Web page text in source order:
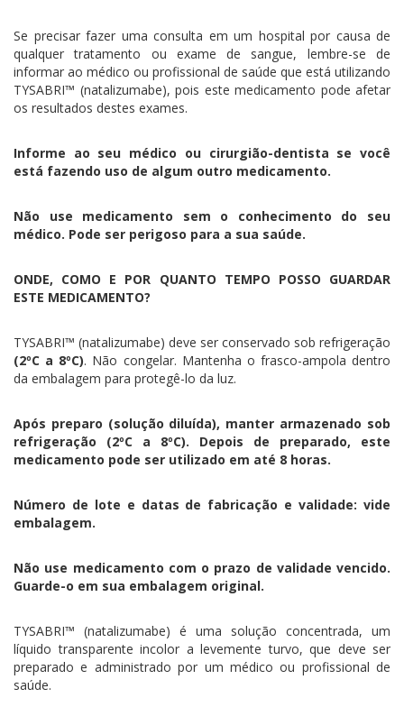
Se precisar fazer uma consulta em um hospital por causa de
qualquer tratamento ou exame de sangue, lembre-se de
informar ao médico ou profissional de saúde que está utilizando
TYSABRI™ (natalizumabe), pois este medicamento pode afetar
os resultados destes exames.
Informe ao seu médico ou cirurgião-dentista se você
está fazendo uso de algum outro medicamento.
Não use medicamento sem o conhecimento do seu
médico. Pode ser perigoso para a sua saúde.
ONDE, COMO E POR QUANTO TEMPO POSSO GUARDAR
ESTE MEDICAMENTO?
TYSABRI™ (natalizumabe) deve ser conservado sob refrigeração
(2ºC a 8ºC). Não congelar. Mantenha o frasco-ampola dentro
da embalagem para protegê-lo da luz.
Após preparo (solução diluída), manter armazenado sob
refrigeração (2ºC a 8ºC). Depois de preparado, este
medicamento pode ser utilizado em até 8 horas.
Número de lote e datas de fabricação e validade: vide
embalagem.
Não use medicamento com o prazo de validade vencido.
Guarde-o em sua embalagem original.
TYSABRI™ (natalizumabe) é uma solução concentrada, um
líquido transparente incolor a levemente turvo, que deve ser
preparado e administrado por um médico ou profissional de
saúde.